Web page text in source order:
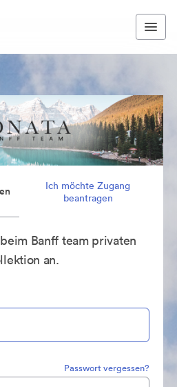
Ich möchte Zugang
beantragen
Banff team privaten
an.
Passwort vergessen?